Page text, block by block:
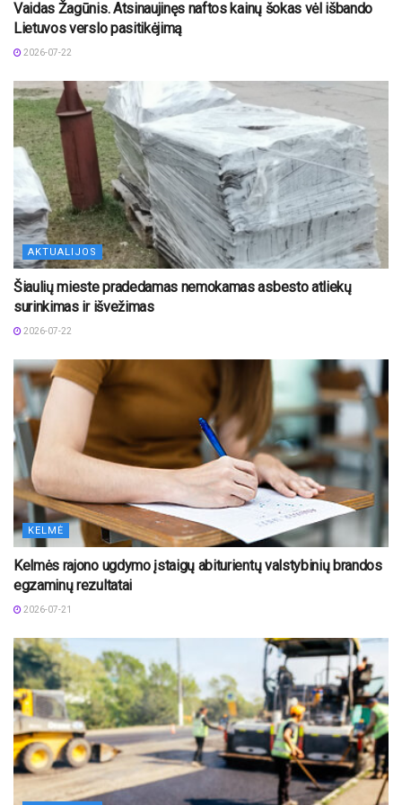
Vaidas Žagūnis. Atsinaujinęs naftos kainų šokas vėl išbando
Lietuvos verslo pasitikėjimą
2026-07-22
AKTUALIJOS
Šiaulių mieste pradedamas nemokamas asbesto atliekų
surinkimas ir išvežimas
2026-07-22
KELMĖ
Kelmės rajono ugdymo įstaigų abiturientų valstybinių brandos
egzaminų rezultatai
2026-07-21